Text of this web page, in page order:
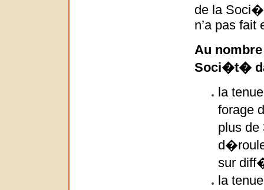
de la
n’a pas fait
Au
Soci�t�
la
forage
plus de
sur
la